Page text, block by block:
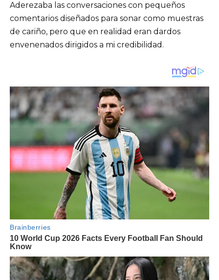
Aderezaba las conversaciones con pequeños
comentarios diseñados para sonar como muestras
de cariño, pero que en realidad eran dardos
envenenados dirigidos a mi credibilidad.